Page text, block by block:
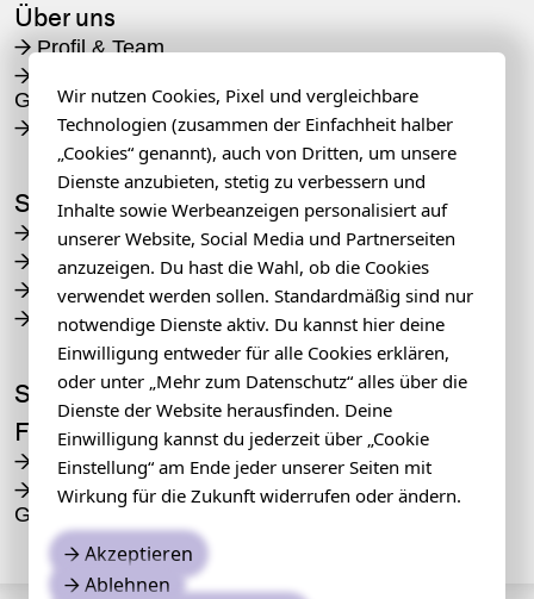
Wir nutzen Cookies, Pixel und vergleichbare
Technologien (zusammen der Einfachheit halber
„Cookies“ genannt), auch von Dritten, um unsere
Dienste anzubieten, stetig zu verbessern und
Inhalte sowie Werbeanzeigen personalisiert auf
unserer Website, Social Media und Partnerseiten
anzuzeigen. Du hast die Wahl, ob die Cookies
verwendet werden sollen. Standardmäßig sind nur
notwendige Dienste aktiv. Du kannst hier deine
Einwilligung entweder für alle Cookies erklären,
oder unter „Mehr zum Datenschutz“ alles über die
Dienste der Website herausfinden. Deine
Einwilligung kannst du jederzeit über „Cookie
Einstellung“ am Ende jeder unserer Seiten mit
Wirkung für die Zukunft widerrufen oder ändern.
→ Akzeptieren
→ Ablehnen
Über uns
→Profil & Team
→
Geld
→ Projekte
Service
→ Tickets und Vor·verkauf
→ Barrierefreiheit
→ Orte
→ Awareness
Sommerblut
Foundation
→
→
Unterstützung durch
Geld